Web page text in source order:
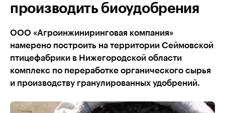
производить биоудобрения
ООО «Агроинжиниринговая компания»
намерено построить на территории Сеймовской
птицефабрики в Нижегородской области
комплекс по переработке органического сырья
и производству гранулированных удобрений.